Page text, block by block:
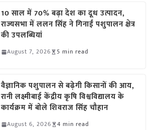
10 साल में 70% बढ़ा देश का दूध उत्पादन,
राज्यसभा में ललन सिंह ने गिनाईं पशुपालन क्षेत्र
की उपलब्धियां
August 7, 2026 5 min read
वैज्ञानिक पशुपालन से बढ़ेगी किसानों की आय,
रानी लक्ष्मीबाई केंद्रीय कृषि विश्वविद्यालय के
कार्यक्रम में बोले शिवराज सिंह चौहान
August 6, 2026 4 min read